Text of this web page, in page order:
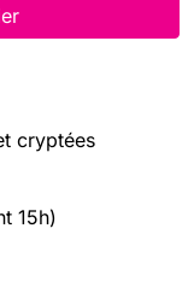
cryptées
15h)